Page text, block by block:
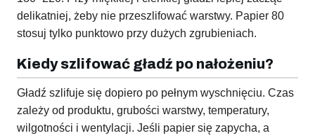
delikatniej, żeby nie przeszlifować warstwy. Papier 80
stosuj tylko punktowo przy dużych zgrubieniach.
Kiedy szlifować gładź po nałożeniu?
Gładź szlifuje się dopiero po pełnym wyschnięciu. Czas
zależy od produktu, grubości warstwy, temperatury,
wilgotności i wentylacji. Jeśli papier się zapycha, a